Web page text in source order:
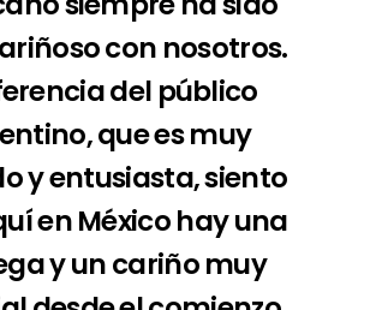
con nosotros.
del público
que es muy
y entusiasta, siento
en México hay una
y un cariño muy